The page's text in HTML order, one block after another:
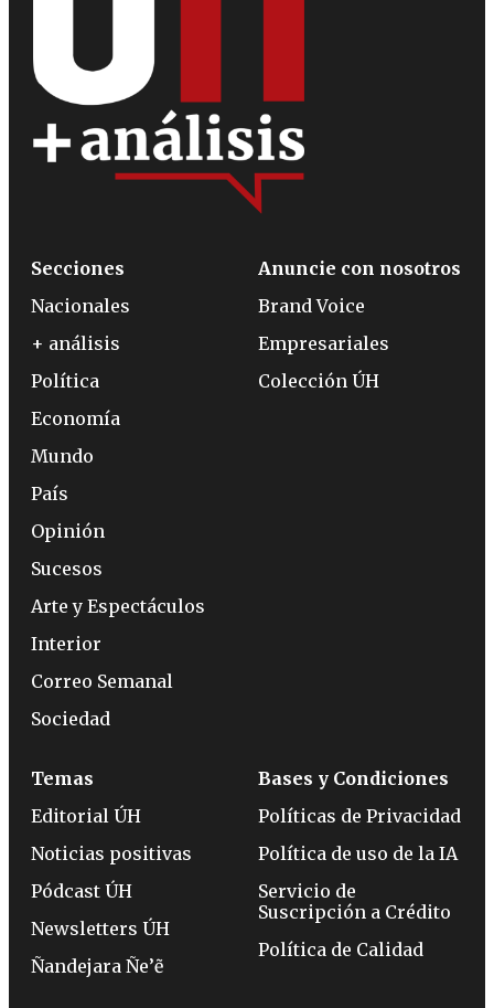
Secciones
Nacionales
+ análisis
Política
Economía
Mundo
País
Opinión
Sucesos
Arte y Espectáculos
Interior
Correo Semanal
Sociedad
Anuncie con nosotros
Brand Voice
Empresariales
Colección ÚH
Temas
Editorial ÚH
Noticias positivas
Pódcast ÚH
Newsletters ÚH
Ñandejara Ñe’ẽ
Bases y Condiciones
Políticas de Privacidad
Política de uso de la IA
Servicio de
Suscripción a Crédito
Política de Calidad